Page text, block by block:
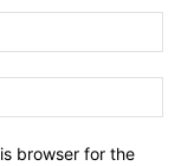
browser for the